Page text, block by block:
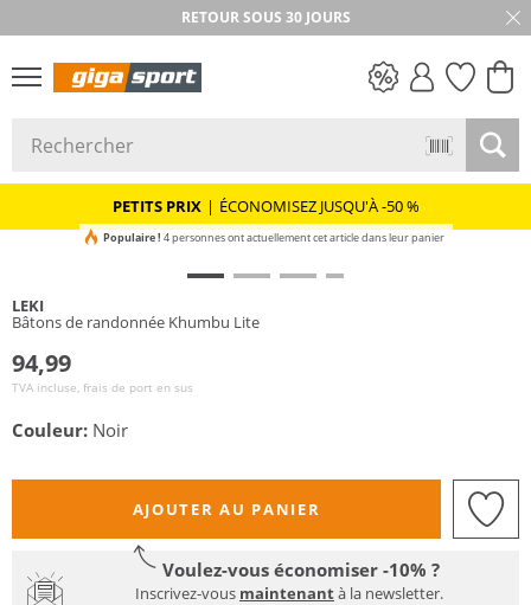
RETOUR SOUS 30 JOURS
PETITS PRIX | ÉCONOMISEZ JUSQU'À -50 %
Populaire ! 4 personnes ont actuellement cet article dans leur panier
LEKI
Bâtons de randonnée Khumbu Lite
94,99
TVA incluse, frais de port en sus
Couleur: Noir
AJOUTER AU PANIER
Voulez-vous économiser -10% ?
Inscrivez-vous maintenantà la newsletter.